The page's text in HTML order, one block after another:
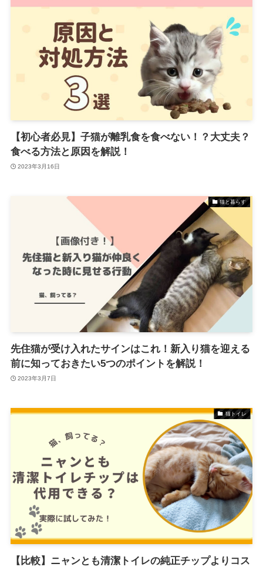
【初心者必見】子猫が離乳食を食べない！？大丈夫？
食べる方法と原因を解説！
2023年3月16日
猫と暮らす
先住猫が受け入れたサインはこれ！新入り猫を迎える
前に知っておきたい5つのポイントを解説！
2023年3月7日
猫トイレ
【比較】ニャンとも清潔トイレの純正チップよりコス